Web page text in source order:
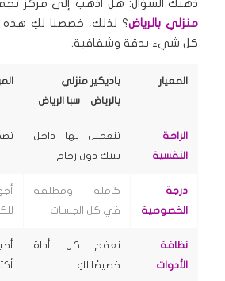
ذهنك السؤال: هل أذهب إلى مركز
منزلي بالرياض؟ لذلك، خصصنا لكِ هذه
كل شيء بدقة وشفافية.
المعيار
باديكير منزلي
بالرياض – سبا الرياض
الراحة
النفسية
تنعمين بها داخل
بيتك دون زحام
درجة
الخصوصية
كاملة ومطلقة
في كل الجلسات
نظافة
الأدوات
نعقم كل أداة
خصيصًا لكِ